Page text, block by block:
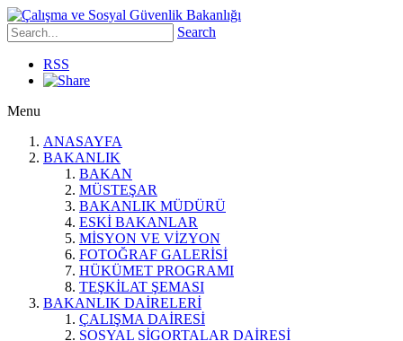
Search
RSS
Menu
ANASAYFA
BAKANLIK
BAKAN
MÜSTEŞAR
BAKANLIK MÜDÜRÜ
ESKİ BAKANLAR
MİSYON VE VİZYON
FOTOĞRAF GALERİSİ
HÜKÜMET PROGRAMI
TEŞKİLAT ŞEMASI
BAKANLIK DAİRELERİ
ÇALIŞMA DAİRESİ
SOSYAL SİGORTALAR DAİRESİ